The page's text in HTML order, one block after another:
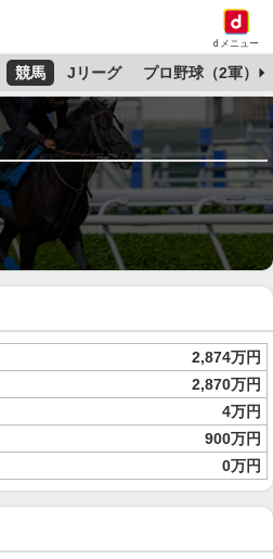
dメニュー
競馬 Jリーグ プロ野球（2軍）
2,874万円
2,870万円
4万円
900万円
0万円